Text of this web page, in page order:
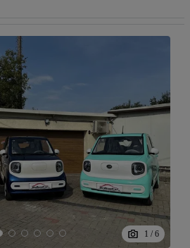
1 / 6